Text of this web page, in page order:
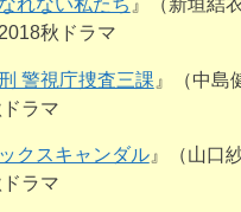
れない私たち 』（新垣結
秋ドラマ
警視庁捜査三課 』（中島
ラマ
クスキャンダル』（山口
ラマ